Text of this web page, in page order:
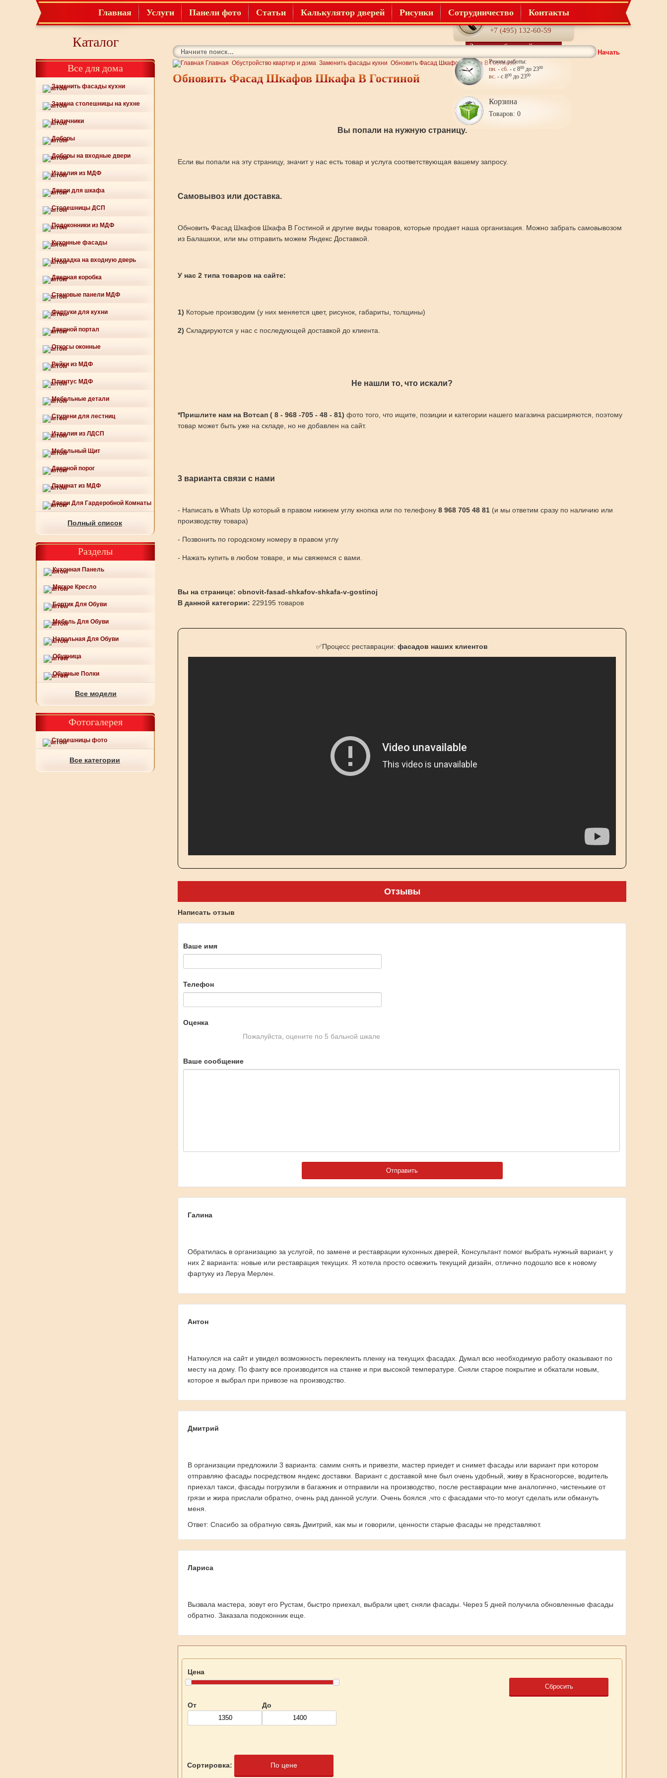
Телефон:
+7 (495) 132-60-59
Заказать обратный звонок
Режим работы:
пн. - сб. - с 800до 2300
вс. - с 800до 2300
Корзина
Товаров: 0
Главная Услуги Панели фото Статьи Калькулятор дверей Рисунки Сотрудничество Контакты
Каталог
Все для дома
Заменить фасады кухни
Замена столешницы на кухне
Наличники
Доборы
Доборы на входные двери
Изделия из МДФ
Двери для шкафа
Столешницы ДСП
Подоконники из МДФ
Кухонные фасады
Накладка на входную дверь
Дверная коробка
Стеновые панели МДФ
Фартуки для кухни
Дверной портал
Откосы оконные
Рейки из МДФ
Плинтус МДФ
Мебельные детали
Ступени для лестниц
Изделия из ЛДСП
Мебельный Щит
Дверной порог
Ламинат из МДФ
Двери Для Гардеробной Комнаты
Полный список
Разделы
Кухонная Панель
Мягкое Кресло
Бортик Для Обуви
Мебель Для Обуви
Напольная Для Обуви
Обувница
Обувные Полки
Все модели
Фотогалерея
Столешницы фото
Все категории
Начать
Главная Обустройство квартир и дома Заменить фасады кухни Обновить Фасад Шкафов Шкафа В Гостиной
Обновить Фасад Шкафов Шкафа В Гостиной
Вы попали на нужную страницу.
Если вы попали на эту страницу, значит у нас есть товар и услуга соответствующая вашему запросу.
Самовывоз или доставка.
Обновить Фасад Шкафов Шкафа В Гостиной и другие виды товаров, которые продает наша организация. Можно забрать самовывозом
из Балашихи, или мы отправить можем Яндекс Доставкой.
У нас 2 типа товаров на сайте:
1) Которые производим (у них меняется цвет, рисунок, габариты, толщины)
2) Складируются у нас с последующей доставкой до клиента.
Не нашли то, что искали?
*Пришлите нам на Вотсап ( 8 - 968 -705 - 48 - 81) фото того, что ищите, позиции и категории нашего магазина расширяются, поэтому
товар может быть уже на складе, но не добавлен на сайт.
3 варианта связи с нами
- Написать в Whats Up который в правом нижнем углу кнопка или по телефону 8 968 705 48 81 (и мы ответим сразу по наличию или
производству товара)
- Позвонить по городскому номеру в правом углу
- Нажать купить в любом товаре, и мы свяжемся с вами.
Вы на странице: obnovit-fasad-shkafov-shkafa-v-gostinoj
В данной категории: 229195 товаров
✅Процесс реставрации: фасадов наших клиентов
Отзывы
Написать отзыв
Ваше имя
Телефон
Оценка
Пожалуйста, оцените по 5 бальной шкале
Ваше сообщение
Галина
Обратилась в организацию за услугой, по замене и реставрации кухонных дверей, Консультант помог выбрать нужный вариант, у
них 2 варианта: новые или реставрация текущих. Я хотела просто освежить текущий дизайн, отлично подошло все к новому
фартуку из Леруа Мерлен.
Антон
Наткнулся на сайт и увидел возможность переклеить пленку на текущих фасадах. Думал всю необходимую работу оказывают по
месту на дому. По факту все производится на станке и при высокой температуре. Сняли старое покрытие и обкатали новым,
которое я выбрал при привозе на производство.
Дмитрий
В организации предложили 3 варианта: самим снять и привезти, мастер приедет и снимет фасады или вариант при котором
отправляю фасады посредством яндекс доставки. Вариант с доставкой мне был очень удобный, живу в Красногорске, водитель
приехал такси, фасады погрузили в багажник и отправили на производство, после реставрации мне аналогично, чистенькие от
грязи и жира прислали обратно, очень рад данной услуги. Очень боялся ,что с фасадами что-то могут сделать или обмануть
меня.
Ответ: Спасибо за обратную связь Дмитрий, как мы и говорили, ценности старые фасады не представляют.
Лариса
Вызвала мастера, зовут его Рустам, быстро приехал, выбрали цвет, сняли фасады. Через 5 дней получила обновленные фасады
обратно. Заказала подоконник еще.
Цена
От До
Сбросить
Сортировка: По цене